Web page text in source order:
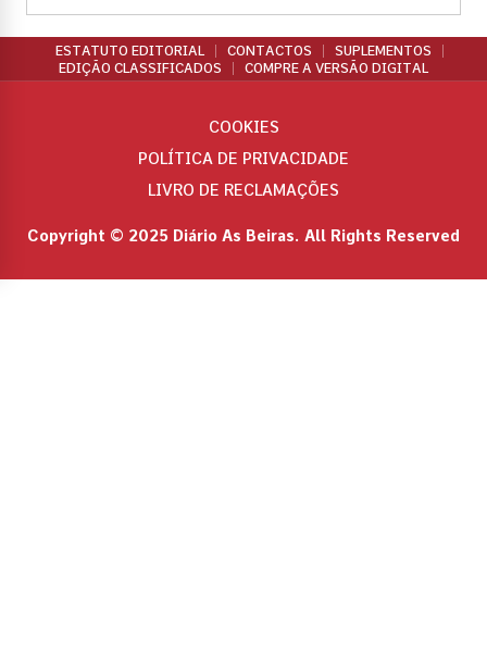
ESTATUTO EDITORIAL CONTACTOS
SUPLEMENTOS
EDIÇÃO CLASSIFICADOS
COMPRE A VERSÃO DIGITAL
Copyright © 2025 Diário As Beiras. All Rights Reserved
COOKIES
POLÍTICA DE PRIVACIDADE
LIVRO DE RECLAMAÇÕES